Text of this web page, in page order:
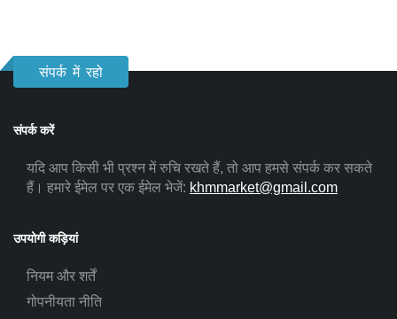
संपर्क में रहो
संपर्क करें
यदि आप किसी भी प्रश्न में रुचि रखते हैं, तो आप हमसे संपर्क कर सकते
हैं। हमारे ईमेल पर एक ईमेल भेजें: khmmarket@gmail.com
उपयोगी कड़ियां
नियम और शर्तें
गोपनीयता नीति